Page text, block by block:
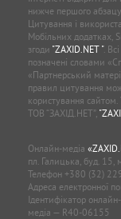
нижче першого
Цитування і
Мобільних додатках,
згоди "ZAXID.NET ".
позначені словами
«Партнерський
правил цитування
користування
ТОВ “ЗАХІД.НЕТ”,
Онлайн-медіа
пл. Галицька, буд. 15,
Телефон +380 (32)
Адреса електронної
Ідентифікатор
медіа — R40-06155